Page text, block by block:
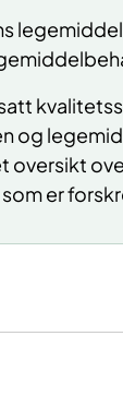
og
oversikt
er